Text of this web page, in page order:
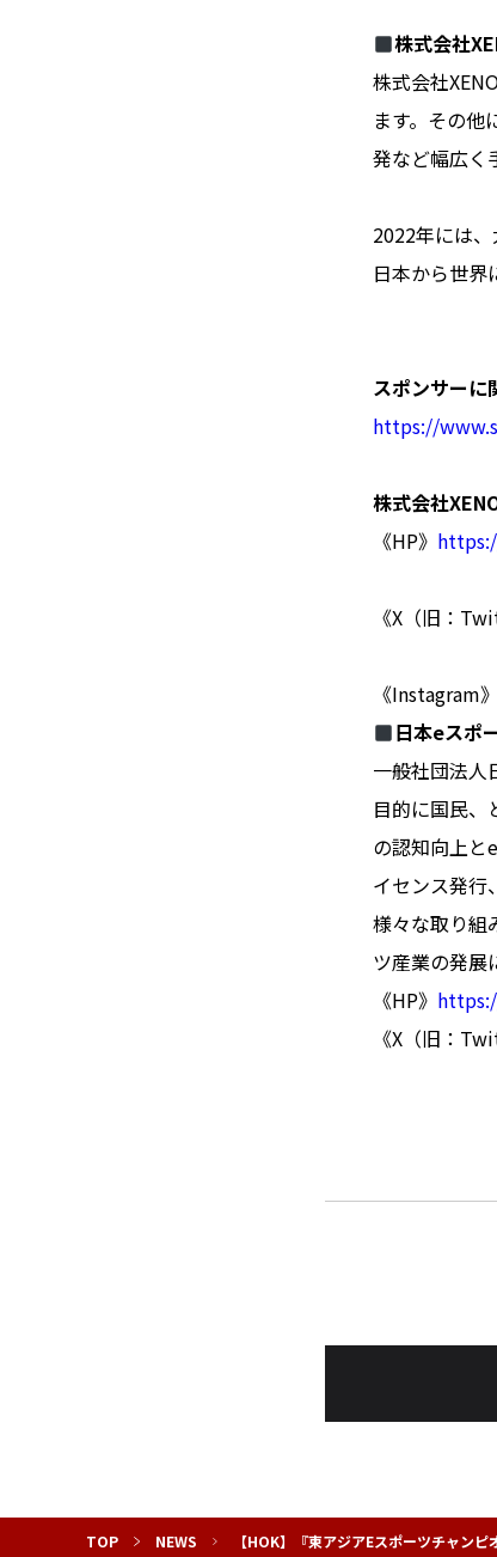
株式会社
株式会社
ます。その
発など幅広く
2022年には
日本から世界
スポンサーに
https://
株式会社
《HP》
《X（旧：
《Instagram》
日本eスポ
一般社団法人
目的に国民、
の認知向上と
イセンス発行
様々な取り組
ツ産業の発展
《HP》
《X（旧：
TOP NEWS 【HOK】『東アジアEスポーツチャン